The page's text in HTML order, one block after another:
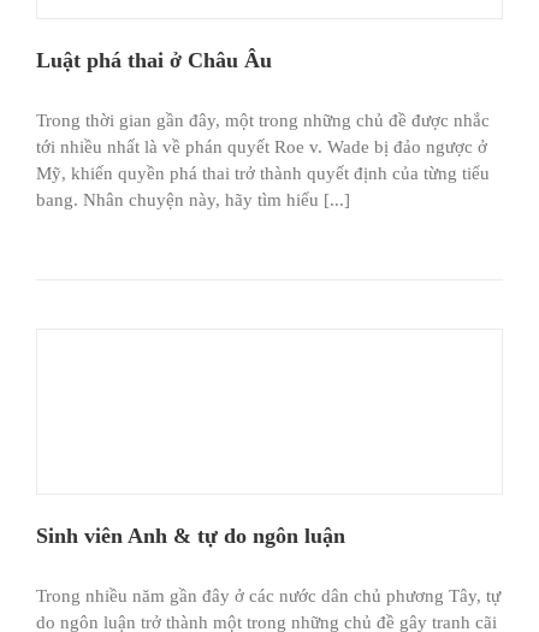
Luật phá thai ở Châu Âu
Trong thời gian gần đây, một trong những chủ đề được nhắc
tới nhiều nhất là về phán quyết Roe v. Wade bị đảo ngược ở
Mỹ, khiến quyền phá thai trở thành quyết định của từng tiểu
bang. Nhân chuyện này, hãy tìm hiểu [...]
Sinh viên Anh & tự do ngôn luận
Trong nhiều năm gần đây ở các nước dân chủ phương Tây, tự
do ngôn luận trở thành một trong những chủ đề gây tranh cãi